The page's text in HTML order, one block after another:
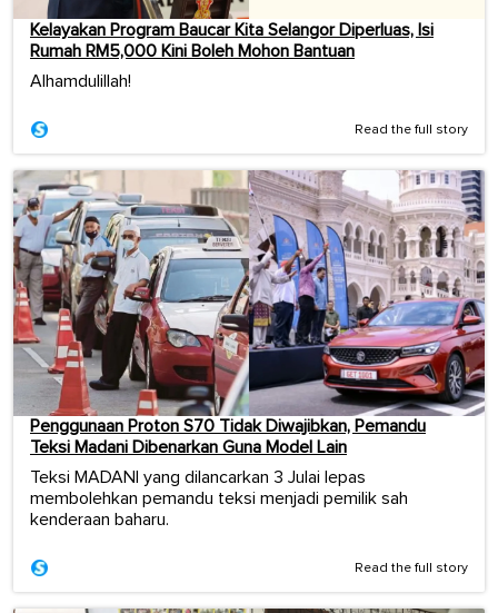
Kelayakan Program Baucar Kita Selangor Diperluas, Isi
Rumah RM5,000 Kini Boleh Mohon Bantuan
Alhamdulillah!
Read the full story
Penggunaan Proton S70 Tidak Diwajibkan, Pemandu
Teksi Madani Dibenarkan Guna Model Lain
Teksi MADANI yang dilancarkan 3 Julai lepas
membolehkan pemandu teksi menjadi pemilik sah
kenderaan baharu.
Read the full story